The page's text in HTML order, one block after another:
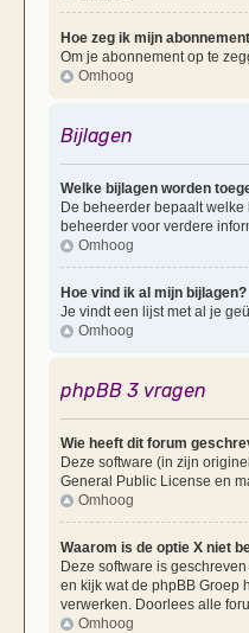
Hoe zeg ik mijn
Om je abonnement op te
Omhoog
Bijlagen
Welke bijlagen worden
De beheerder bepaalt
beheerder voor verdere
Omhoog
Hoe vind ik al mijn bijlagen?
Je vindt een lijst met al je
Omhoog
phpBB 3 vragen
Wie heeft dit forum
Deze software (in zijn
General Public License en
Omhoog
Waarom is de optie X niet
Deze software is
en kijk wat de phpBB Groep
verwerken. Doorlees alle
Omhoog